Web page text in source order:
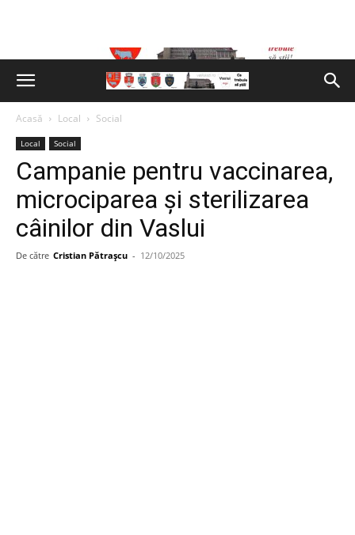
Acasă Local Social
Local Social
Campanie pentru vaccinarea,
microciparea și sterilizarea
câinilor din Vaslui
De către Cristian Pătrașcu - 12/10/2025